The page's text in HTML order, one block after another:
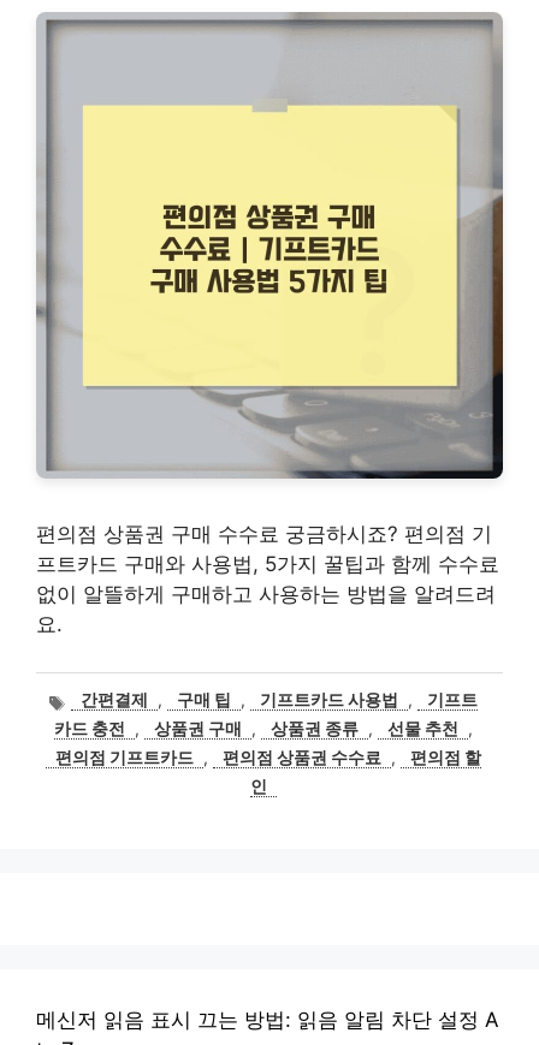
편의점 상품권 구매 수수료 궁금하시죠? 편의점 기
프트카드 구매와 사용법, 5가지 꿀팁과 함께 수수료
없이 알뜰하게 구매하고 사용하는 방법을 알려드려
요.
태
그
간편결제 , 구매 팁 , 기프트카드 사용법 ,
기프트
카드 충전
, 상품권 구매 , 상품권 종류 , 선물 추천
,
편의점 기프트카드 , 편의점 상품권 수수료 ,
편의점 할
인
메신저 읽음 표시 끄는 방법: 읽음 알림 차단 설정 A